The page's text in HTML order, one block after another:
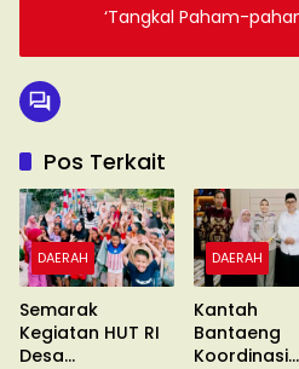
‘Tangkal Paham-
Pos Terkait
DAERAH
Semarak
Kegiatan HUT RI
Desa
DAERAH
Kantah
Bantaeng
Koordinasi